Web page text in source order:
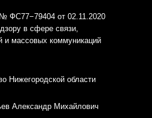
ФС77−79404 от 02.11.2020
в сфере связи,
и массовых коммуникаций
Нижегородской области
Александр Михайлович